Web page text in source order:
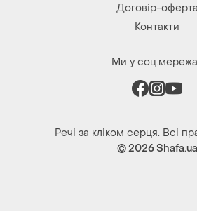
Договір-оферта
Контакти
Ми у
Речі за кліком серця. Всі
© 2026Shafa.ua